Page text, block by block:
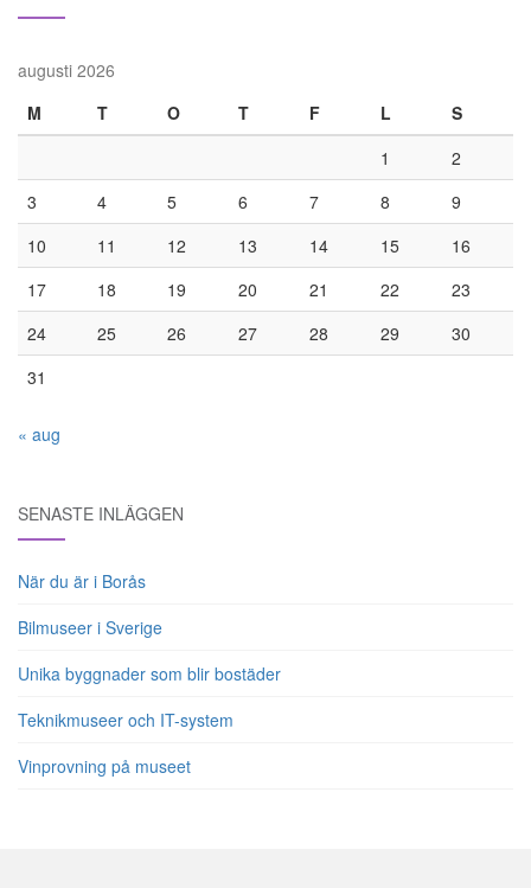
augusti 2026
M
T O T F L
S
1
2
3
4 5 6 7 8
9
10
11 12 13 14 15
16
17
18 19 20 21 22
23
24
25 26 27 28 29
30
31
« aug
SENASTE INLÄGGEN
När du är i Borås
Bilmuseer i Sverige
Unika byggnader som blir bostäder
Teknikmuseer och IT-system
Vinprovning på museet